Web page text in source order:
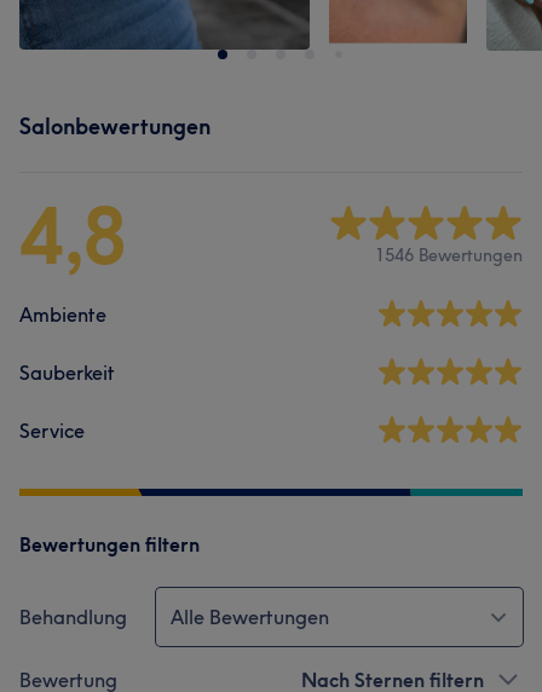
Salonbewertungen
4,8 1546 Bewertungen
Ambiente
Sauberkeit
Service
Bewertungen filtern
Behandlung Alle Bewertungen
Bewertung Nach Sternen filtern